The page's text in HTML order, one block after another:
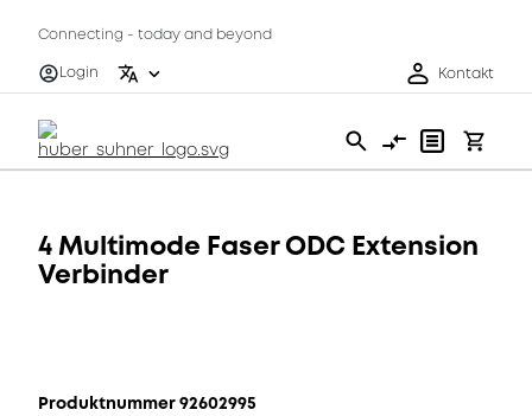
Connecting - today and beyond
Login
Kontakt
4 Multimode Faser ODC Extension
Verbinder
Produktnummer 92602995